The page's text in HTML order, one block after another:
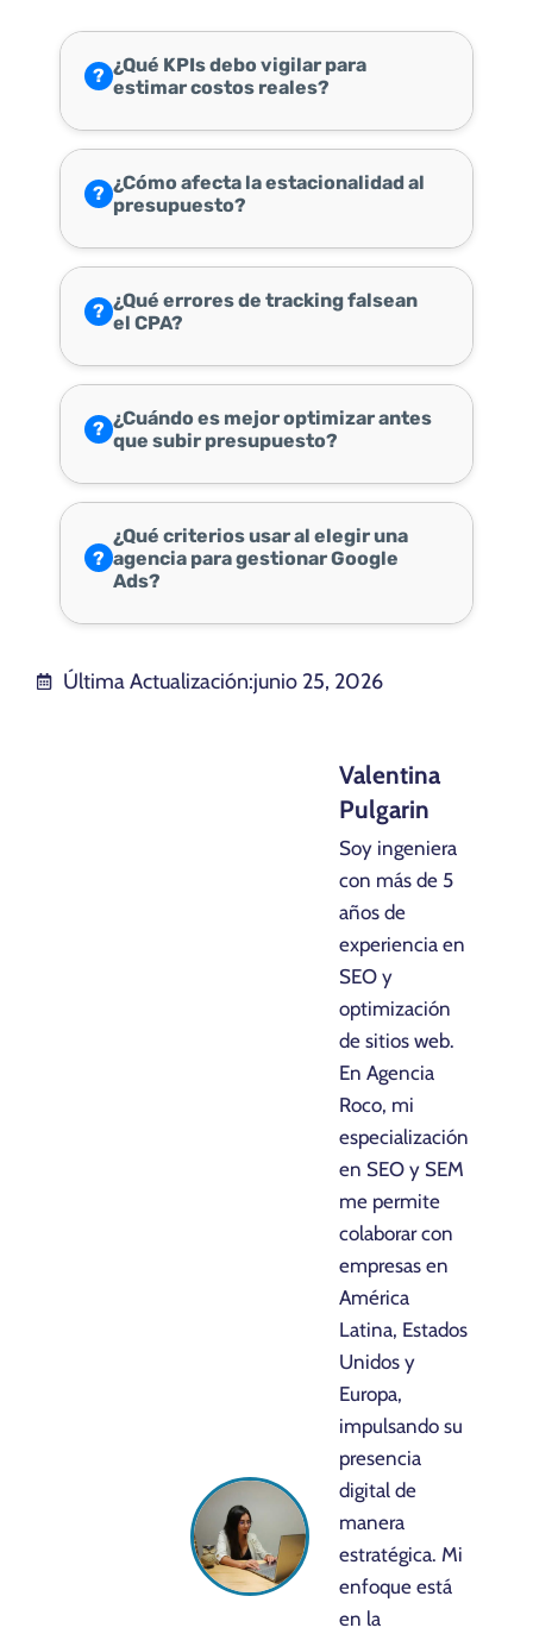
? ¿Qué KPIs debo vigilar para
estimar costos reales?
? ¿Cómo afecta la estacionalidad al
presupuesto?
? ¿Qué errores de tracking falsean
el CPA?
? ¿Cuándo es mejor optimizar antes
que subir presupuesto?
?
¿Qué criterios usar al elegir una
agencia para gestionar Google
Ads?
Última Actualización:junio 25, 2026
Valentina
Pulgarin
Soy ingeniera
con más de 5
años de
experiencia en
SEO y
optimización
de sitios web.
En Agencia
Roco, mi
especialización
en SEO y SEM
me permite
colaborar con
empresas en
América
Latina, Estados
Unidos y
Europa,
impulsando su
presencia
digital de
manera
estratégica. Mi
enfoque está
en la